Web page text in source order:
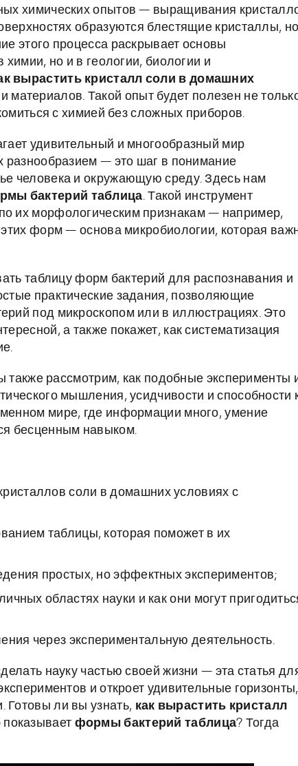
химических опытов — выращивания
образуются блестящие кристаллы, но
этого процесса раскрывает основы
но и в геологии, биологии и
вырастить кристалл соли в домашних
Такой опыт будет полезен не
с химией без сложных приборов.
удивительный и многообразный мир
разнообразием — это шаг в понимание
человека и окружающую среду. Здесь нам
бактерий таблица. Такой инструмент
их морфологическим признакам — например,
форм — основа микробиологии, которая
таблицу форм бактерий для распознавания и
практические задания, позволяющие
под микроскопом или в иллюстрациях. Это
а также покажет, как систематизация
также рассмотрим, как подобные эксперименты
мышления, усидчивости и способности
мире, где информации много, умение
бесценным навыком.
соли в домашних условиях с
таблицы, которая поможет в их
простых, но эффектных экспериментов;
областях науки и как они могут
через экспериментальную деятельность.
науку частью своей жизни — эта статья
и откроет удивительные горизонты,
Готовы ли вы узнать, как вырастить кристалл
показывает формы бактерий таблица? Тогда